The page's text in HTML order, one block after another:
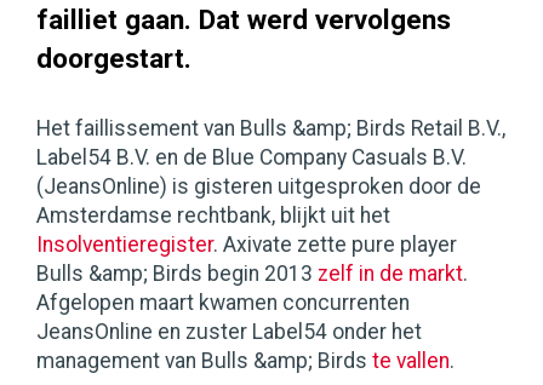
failliet gaan. Dat werd vervolgens
doorgestart.
Het faillissement van Bulls &amp; Birds Retail B.V.,
Label54 B.V. en de Blue Company Casuals B.V.
(JeansOnline) is gisteren uitgesproken door de
Amsterdamse rechtbank, blijkt uit het
Insolventieregister. Axivate zette pure player
Bulls &amp; Birds begin 2013 zelf in de markt.
Afgelopen maart kwamen concurrenten
JeansOnline en zuster Label54 onder het
management van Bulls &amp; Birds te vallen.